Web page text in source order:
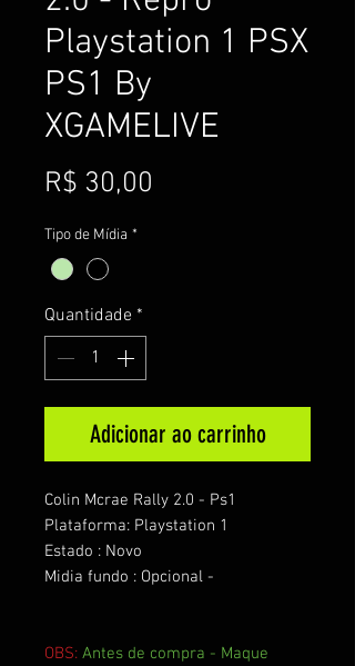
Playstation 1 PSX
PS1 By
XGAMELIVE
R$ 30,00
Tipo de Mídia *
Quantidade *
Adicionar ao carrinho
Colin Mcrae Rally 2.0 - Ps1
Plataforma: Playstation 1
Estado : Novo
Midia fundo : Opcional -
OBS: Antes de compra - Maque